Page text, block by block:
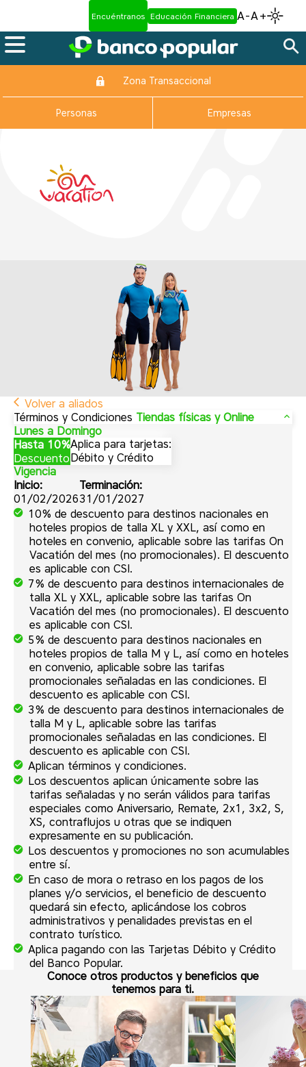
Encuéntranos Educación Financiera A-A+
Zona Transaccional
Personas Empresas
Volver a aliados
Términos y Condiciones Tiendas físicas y Online
Lunes a Domingo
Hasta 10%
Descuento
Aplica para tarjetas:
Débito y Crédito
Vigencia
Inicio:
01/02/2026
Terminación:
31/01/2027
10% de descuento para destinos nacionales en
hoteles propios de talla XL y XXL, así como en
hoteles en convenio, aplicable sobre las tarifas On
Vacatión del mes (no promocionales). El descuento
es aplicable con CSI.
7% de descuento para destinos internacionales de
talla XL y XXL, aplicable sobre las tarifas On
Vacatión del mes (no promocionales). El descuento
es aplicable con CSI.
5% de descuento para destinos nacionales en
hoteles propios de talla M y L, así como en hoteles
en convenio, aplicable sobre las tarifas
promocionales señaladas en las condiciones. El
descuento es aplicable con CSI.
3% de descuento para destinos internacionales de
talla M y L, aplicable sobre las tarifas
promocionales señaladas en las condiciones. El
descuento es aplicable con CSI.
Aplican términos y condiciones.
Los descuentos aplican únicamente sobre las
tarifas señaladas y no serán válidos para tarifas
especiales como Aniversario, Remate, 2x1, 3x2, S,
XS, contraflujos u otras que se indiquen
expresamente en su publicación.
Los descuentos y promociones no son acumulables
entre sí.
En caso de mora o retraso en los pagos de los
planes y/o servicios, el beneficio de descuento
quedará sin efecto, aplicándose los cobros
administrativos y penalidades previstas en el
contrato turístico.
Aplica pagando con las Tarjetas Débito y Crédito
del Banco Popular.
Conoce otros productos y beneficios que
tenemos para ti.